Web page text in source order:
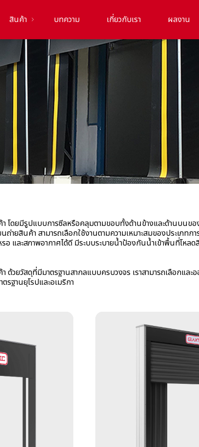
สินค้า
ม่านริ้ว
พลาสติก
และ
พลาสติก
ใส PVC
ประตู
พีวีซี
ประตู
อัตโนมัติ
ความเร็ว
สูง
ประตู
โรงรถ
อุปกรณ์
ลำเลียง
และขน
ม่านตัด
บทความ เกี่ยวกับเรา ผลงาน
โดยมีรูปแบบการซีลหรือคลุมตามขอบทั้งด้านข้างและด้านบนข
นค้า สามารถเลือกใช้งานตามความเหมาะสมของประเภทกา
ละสภาพอากาศได้ดี มีระบบระบายน้ำป้องกันน้ำเข้าพื้นที่โหลด
วยวัสดุที่มีมาตรฐานสากลแบบครบวงจร เราสามารถเลือกแล
รฐานยุโรปและอเมริกา